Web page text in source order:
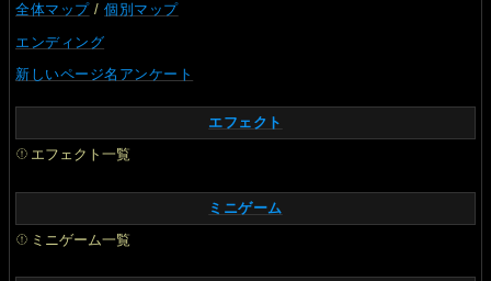
全体マップ/個別マップ
エンディング
新しいページ名アンケート
エフェクト
エフェクト一覧
ミニゲーム
ミニゲーム一覧